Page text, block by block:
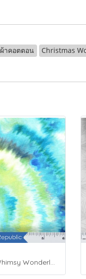
ผ้าคอตตอน Christmas
Moda Fabrics Whimsy Wonderland Shakedown Street Spiral Breeze